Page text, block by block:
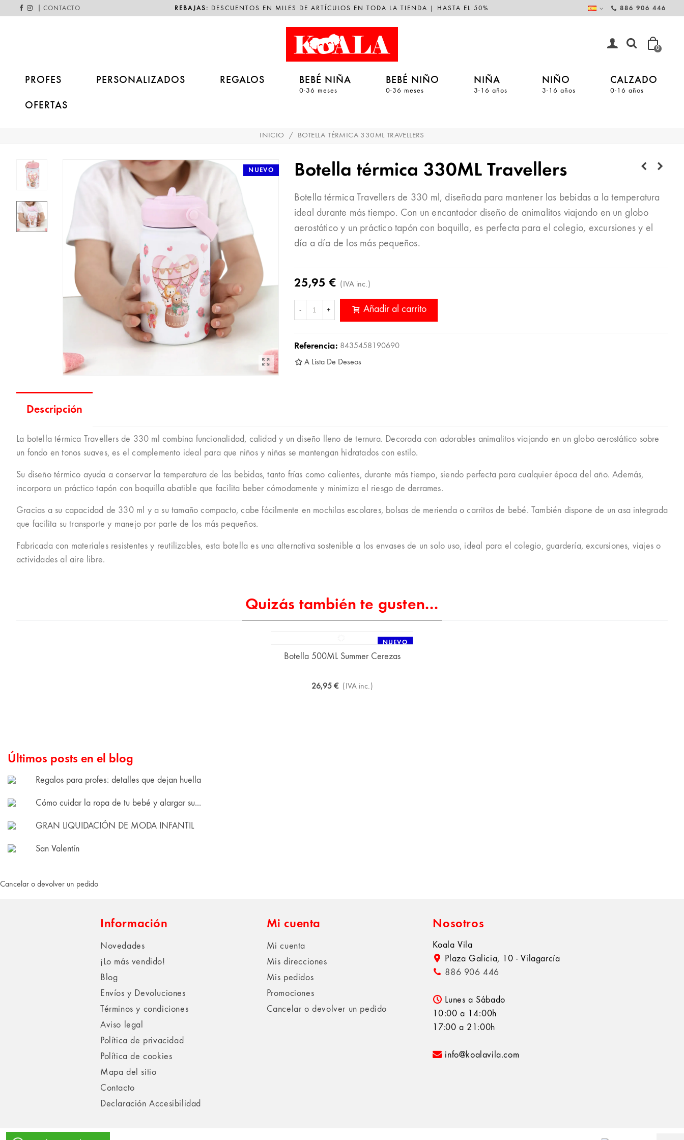
CONTACTO REBAJAS: DESCUENTOS EN MILES DE ARTÍCULOS EN TODA LA TIENDA | HASTA EL 50% 886 906 446
0
PROFES PERSONALIZADOS REGALOS BEBÉ NIÑA
0-36 meses
BEBÉ NIÑO
0-36 meses
NIÑA
3-16 años
NIÑO
3-16 años
CALZADO
0-16 años
OFERTAS
INICIO / BOTELLA TÉRMICA 330ML TRAVELLERS
NUEVO Botella térmica 330ML Travellers
Botella térmica Travellers de 330 ml, diseñada para mantener las bebidas a la temperatura
ideal durante más tiempo. Con un encantador diseño de animalitos viajando en un globo
aerostático y un práctico tapón con boquilla, es perfecta para el colegio, excursiones y el
día a día de los más pequeños.
25,95 € (IVA inc.)
- + Añadir al carrito
Referencia: 8435458190690
A Lista De Deseos
Descripción
La botella térmica Travellers de 330 ml combina funcionalidad, calidad y un diseño lleno de ternura. Decorada con adorables animalitos viajando en un globo aerostático sobre
un fondo en tonos suaves, es el complemento ideal para que niños y niñas se mantengan hidratados con estilo.
Su diseño térmico ayuda a conservar la temperatura de las bebidas, tanto frías como calientes, durante más tiempo, siendo perfecta para cualquier época del año. Además,
incorpora un práctico tapón con boquilla abatible que facilita beber cómodamente y minimiza el riesgo de derrames.
Gracias a su capacidad de 330 ml y a su tamaño compacto, cabe fácilmente en mochilas escolares, bolsas de merienda o carritos de bebé. También dispone de un asa integrada
que facilita su transporte y manejo por parte de los más pequeños.
Fabricada con materiales resistentes y reutilizables, esta botella es una alternativa sostenible a los envases de un solo uso, ideal para el colegio, guardería, excursiones, viajes o
actividades al aire libre.
Quizás también te gusten...
NUEVO
Botella 500ML Summer Cerezas
26,95 € (IVA inc.)
Últimos posts en el blog
Regalos para profes: detalles que dejan huella
Cómo cuidar la ropa de tu bebé y alargar su...
GRAN LIQUIDACIÓN DE MODA INFANTIL
San Valentín
Cancelar o devolver un pedido
Información
Novedades
¡Lo más vendido!
Blog
Envíos y Devoluciones
Términos y condiciones
Aviso legal
Política de privacidad
Política de cookies
Mapa del sitio
Contacto
Declaración Accesibilidad
Mi cuenta
Mi cuenta
Mis direcciones
Mis pedidos
Promociones
Cancelar o devolver un pedido
Nosotros
Koala Vila
Plaza Galicia, 10 - Vilagarcía
886 906 446
Lunes a Sábado
10:00 a 14:00h
17:00 a 21:00h
info@koalavila.com